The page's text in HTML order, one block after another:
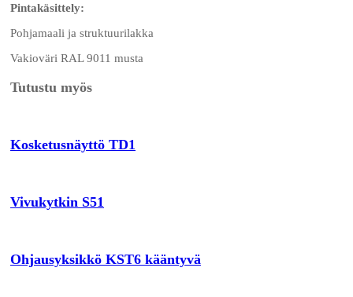
Pintakäsittely:
Pohjamaali ja struktuurilakka
Vakioväri RAL 9011 musta
Tutustu myös
Kosketusnäyttö TD1
Vivukytkin S51
Ohjausyksikkö KST6 kääntyvä